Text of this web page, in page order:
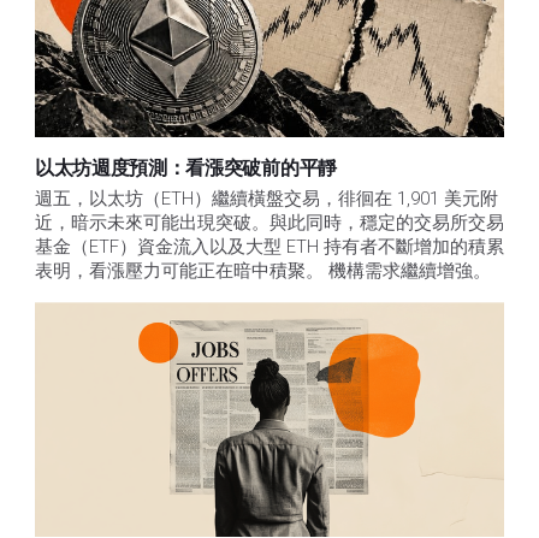
以太坊週度預測：看漲突破前的平靜
週五，以太坊（ETH）繼續橫盤交易，徘徊在 1,901 美元附
近，暗示未來可能出現突破。與此同時，穩定的交易所交易
基金（ETF）資金流入以及大型 ETH 持有者不斷增加的積累
表明，看漲壓力可能正在暗中積聚。 機構需求繼續增強。